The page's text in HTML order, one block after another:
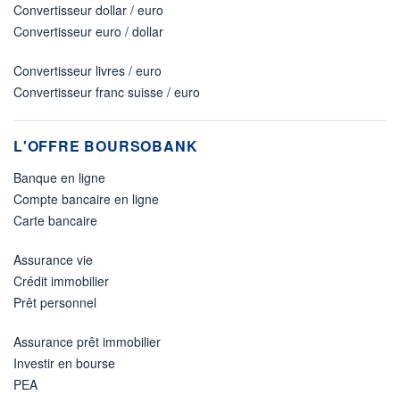
Convertisseur dollar / euro
Convertisseur euro / dollar
Convertisseur livres / euro
Convertisseur franc suisse / euro
L'OFFRE BOURSOBANK
Banque en ligne
Compte bancaire en ligne
Carte bancaire
Assurance vie
Crédit immobilier
Prêt personnel
Assurance prêt immobilier
Investir en bourse
PEA